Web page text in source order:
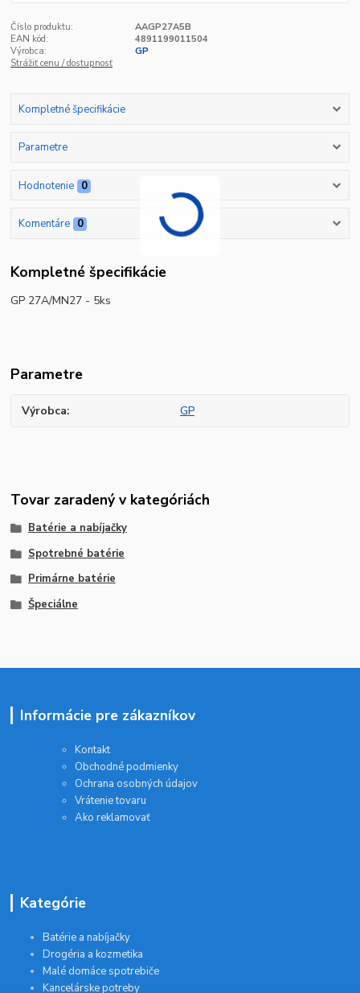
Číslo produktu:
AAGP27A5B
EAN kód:
4891199011504
Výrobca:
GP
Strážiť cenu / dostupnosť
Kompletné špecifikácie
Parametre
Hodnotenie 0
Komentáre 0
Kompletné špecifikácie
GP 27A/MN27 - 5ks
Parametre
Výrobca GP
Tovar zaradený v kategóriách
Batérie a nabíjačky
Spotrebné batérie
Primárne batérie
Špeciálne
Informácie pre zákazníkov
Kontakt
Obchodné podmienky
Ochrana osobných údajov
Vrátenie tovaru
Ako reklamovať
Kategórie
Batérie a nabíjačky
Drogéria a kozmetika
Malé domáce spotrebiče
Kancelárske potreby